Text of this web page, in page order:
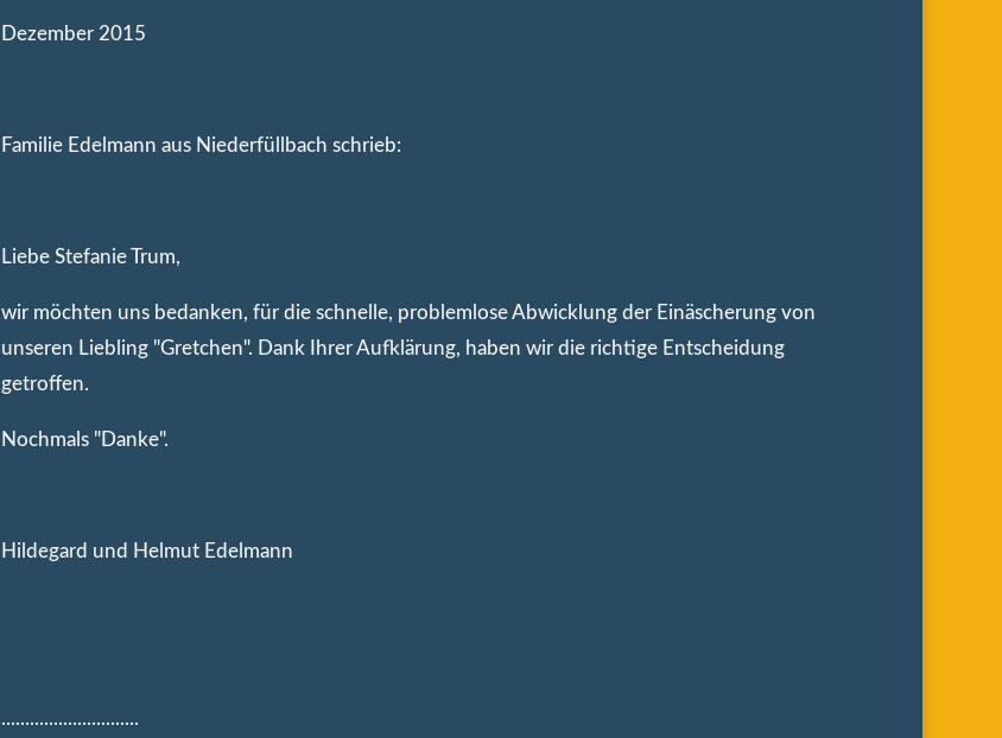
Dezember 2015
Familie Edelmann aus Niederfüllbach schrieb:
Liebe Stefanie Trum,
wir möchten uns bedanken, für die schnelle, problemlose Abwicklung der Einäscherung von
unseren Liebling "Gretchen". Dank Ihrer Aufklärung, haben wir die richtige Entscheidung
getroffen.
Nochmals "Danke".
Hildegard und Helmut Edelmann
.............................